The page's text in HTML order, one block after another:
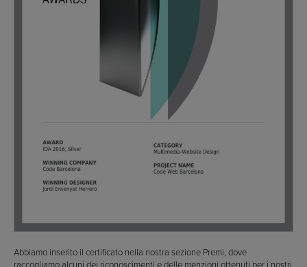
Abbiamo inserito il certificato nella nostra sezione Premi, dove
raccogliamo alcuni dei riconoscimenti e delle menzioni ottenuti per i nostri